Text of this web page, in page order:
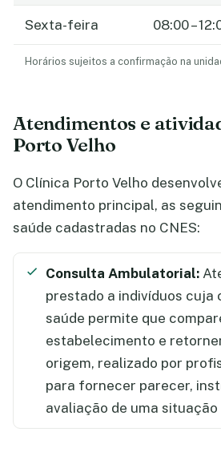
Sexta-feira 08:00 –
Horários sujeitos a confirmação na
Atendimentos e
Porto Velho
O Clínica Porto Velho
atendimento principal, as
saúde cadastradas no CNES:
Consulta Ambulatorial:
prestado a indivíduos cuja
saúde permite que
estabelecimento e
origem, realizado por
para fornecer parecer,
avaliação de uma